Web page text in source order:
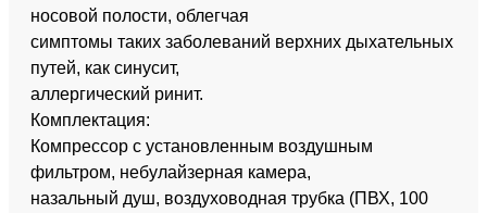
носовой полости, облегчая
симптомы таких заболеваний верхних дыхательных
путей, как синусит,
аллергический ринит.
Комплектация:
Компрессор с установленным воздушным
фильтром, небулайзерная камера,
назальный душ, воздуховодная трубка (ПВХ, 100